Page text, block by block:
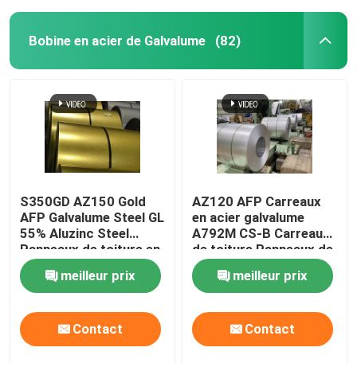
Bobine en acier de Galvalume (82)
S350GD AZ150 Gold
AFP Galvalume Steel GL
55% Aluzinc Steel
Panneaux de toiture en
acier Carreaux revêtus
de pierre Toiture de
villa ASTM A792M
S350GD
meilleur prix
Contact
AZ120 AFP Carreaux
en acier galvalume
A792M CS-B Carreaux
de toiture Panneaux de
tôle ondulée AZ120 GL
55% bobine en acier
aluzinc
meilleur prix
Contact